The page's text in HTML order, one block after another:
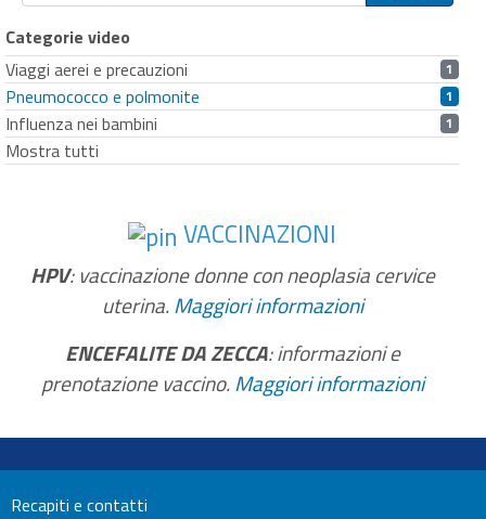
Categorie video
Viaggi aerei e precauzioni
1
Pneumococco e polmonite 1
Influenza nei bambini 1
Mostra tutti
VACCINAZIONI
HPV: vaccinazione donne con neoplasia cervice
uterina.Maggiori informazioni
ENCEFALITE DA ZECCA: informazioni e
prenotazione vaccino.Maggiori informazioni
Recapiti e contatti